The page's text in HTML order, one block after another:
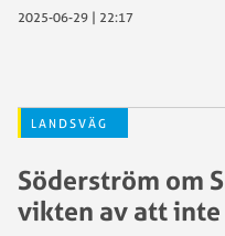
2025-06-29 | 22:17
LANDSVÄG
Söderström om
vikten av att